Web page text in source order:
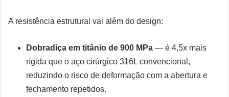
A resistência estrutural vai além do design:
Dobradiça em titânio de 900 MPa — é 4,5x mais
rígida que o aço cirúrgico 316L convencional,
reduzindo o risco de deformação com a abertura e
fechamento repetidos.